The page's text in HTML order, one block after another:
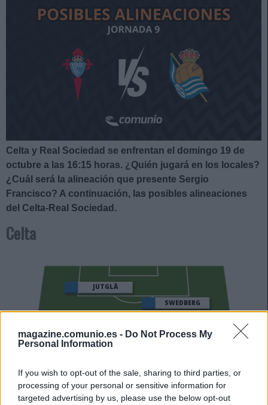
magazine.comunio.es - Do Not Process My
Personal Information
If you wish to opt-out of the sale, sharing to third parties, or
processing of your personal or sensitive information for
targeted advertising by us, please use the below opt-out
Celta y Real Sociedad se enfrentan el domingo 19 de
octubre a las 16:15 horas. ¿Quién jugará en los locales?
¿Cuál será la alineación que presente Sergio
Francisco? A continuación, las posibles alineaciones
del Celta-Real Sociedad.
Celta
FEBAS MIGUEL ROMÁN
JUTGLÀ
HUGO
SWEDBERG